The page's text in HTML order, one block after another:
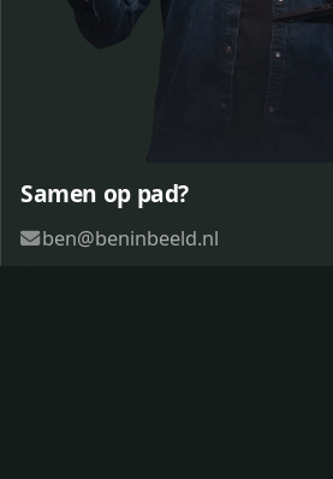
Samen op pad?
ben@beninbeeld.nl